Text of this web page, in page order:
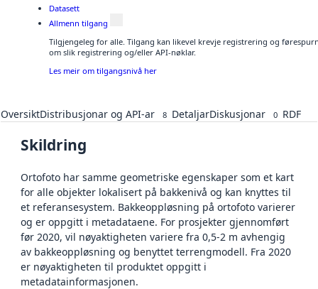
Datasett
Allmenn tilgang
Tilgjengeleg for alle. Tilgang kan likevel krevje registrering og
om slik registrering og/eller API-nøklar.
Les meir om tilgangsnivå her
OversiktDistribusjonar og API-ar 8 DetaljarDiskusjonar 0 RDF
Skildring
Ortofoto har samme geometriske egenskaper som et kart
for alle objekter lokalisert på bakkenivå og kan knyttes til
et referansesystem. Bakkeoppløsning på ortofoto varierer
og er oppgitt i metadataene. For prosjekter gjennomført
før 2020, vil nøyaktigheten variere fra 0,5-2 m avhengig
av bakkeoppløsning og benyttet terrengmodell. Fra 2020
er nøyaktigheten til produktet oppgitt i
metadatainformasjonen.